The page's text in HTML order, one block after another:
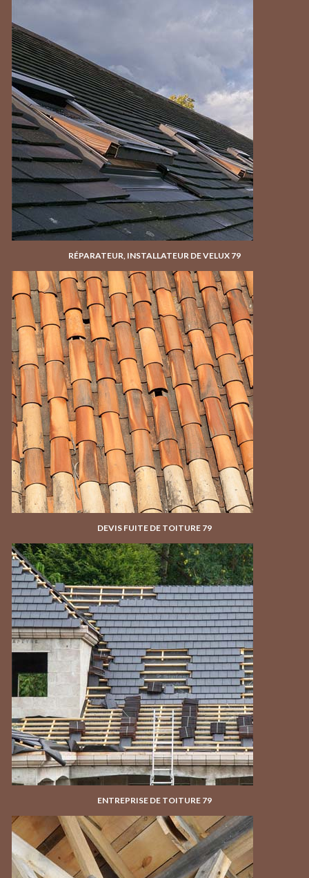
RÉPARATEUR, INSTALLATEUR DE VELUX 79
DEVIS FUITE DE TOITURE 79
ENTREPRISE DE TOITURE 79